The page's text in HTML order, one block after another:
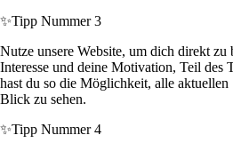
✨Tipp Nummer 3
Nutze unsere Website, um dich direkt zu
Interesse und deine Motivation, Teil des
hast du so die Möglichkeit, alle aktuellen
Blick zu sehen.
✨Tipp Nummer 4